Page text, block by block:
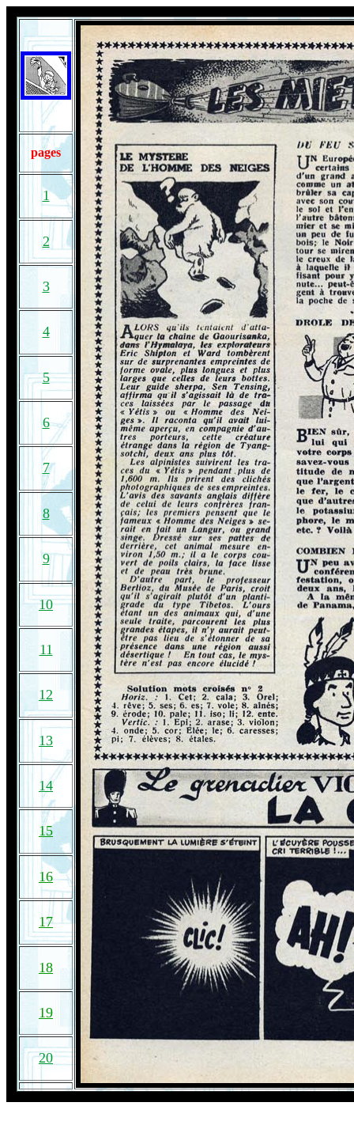
pages
1
2
3
4
5
6
7
8
9
10
11
12
13
14
15
16
17
18
19
20